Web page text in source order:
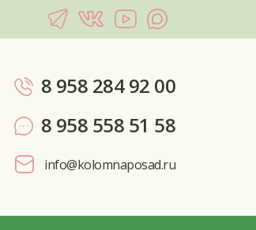
8 958 284 92 00
8 958 558 51 58
info@kolomnaposad.ru